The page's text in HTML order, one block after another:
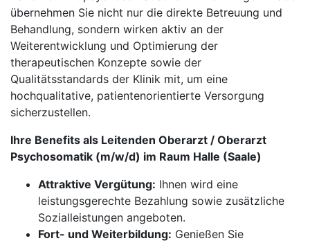
übernehmen Sie nicht nur die direkte Betreuung und
Behandlung, sondern wirken aktiv an der
Weiterentwicklung und Optimierung der
therapeutischen Konzepte sowie der
Qualitätsstandards der Klinik mit, um eine
hochqualitative, patientenorientierte Versorgung
sicherzustellen.
Ihre Benefits als Leitenden Oberarzt / Oberarzt
Psychosomatik (m/w/d) im Raum Halle (Saale)
Attraktive Vergütung: Ihnen wird eine
leistungsgerechte Bezahlung sowie zusätzliche
Sozialleistungen angeboten.
Fort- und Weiterbildung: Genießen Sie